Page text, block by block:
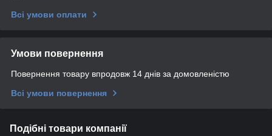
Всі умови оплати
Умови повернення
Повернення товару впродовж 14 днів за домовленістю
Всі умови повернення
Подібні товари компанії